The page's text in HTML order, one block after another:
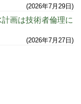
2026年7月29日
画は技術者倫理に
2026年7月27日